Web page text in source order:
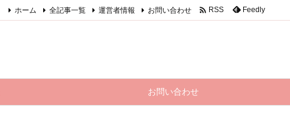
お問い合わせ
ホーム 全記事一覧 運営者情報 お問い合わせ  RSS Feedly